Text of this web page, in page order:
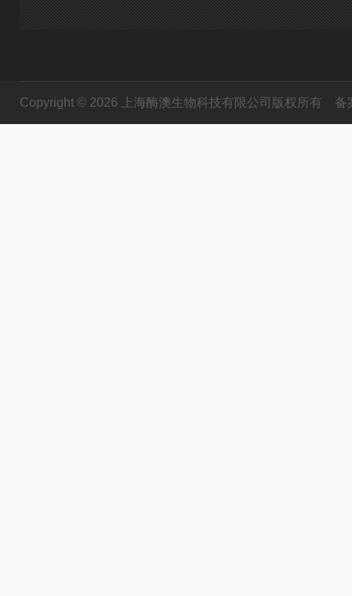
Copyright © 2026 上海酶澳生物科技有限公司版权所有 备